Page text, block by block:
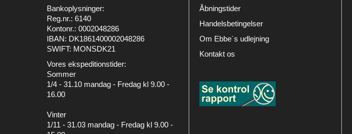
Bankoplysninger:
Reg.nr.: 6140
Kontonr.: 0002048286
IBAN: DK1861400002048286
SWIFT: MONSDK21
Vores ekspeditionstider:
Sommer
1/4 - 31.10 mandag - Fredag kl 9.00 -
16.00
Vinter
1/11 - 31.03 mandag - Fredag kl 9.00 -
Åbningstider
Handelsbetingelser
Om Ebbe´s udlejning
Kontakt os